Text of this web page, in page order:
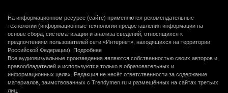
На информационном ресурсе (сайте) применяются рекомендательные
технологии (информационные технологии предоставления информации на
основе сбора, систематизации и анализа сведений, относящихся к
предпочтениям пользователей сети «Интернет», находящихся на территории
Российской Федерации). Подробнее
Все аудиовизуальные произведения являются собственностью своих авторов и
правообладателей и используются только в образовательных и
информационных целях. Редакция не несёт ответственности за содержание
материалов, заимствованных с Trendymen.ru и размещённых на сайтах третьих
лиц.